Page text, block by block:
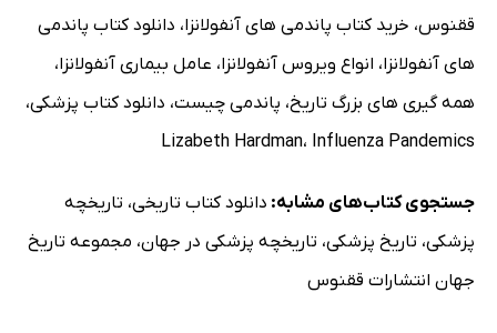
ققنوس، خرید کتاب پاندمی های آنفولانزا، دانلود کتاب پاندمی
های آنفولانزا، انواع ویروس آنفولانزا، عامل بیماری آنفولانزا،
همه گیری های بزرگ تاریخ، پاندمی چیست، دانلود کتاب پزشکی،
Lizabeth Hardman، Influenza Pandemics
جستجوی کتاب‌های مشابه: دانلود کتاب تاریخی، تاریخچه
پزشکی، تاریخ پزشکی، تاریخچه پزشکی در جهان، مجموعه تاریخ
جهان انتشارات ققنوس